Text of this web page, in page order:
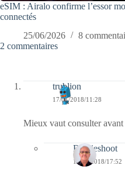
eSIM : Airalo confirme l’essor
connectés
25/06/2026
8
2 commentaires
trublion
17/01/2018/11:28
Mieux vaut consulter avant
Bernieshoot
17/01/2018/17:52